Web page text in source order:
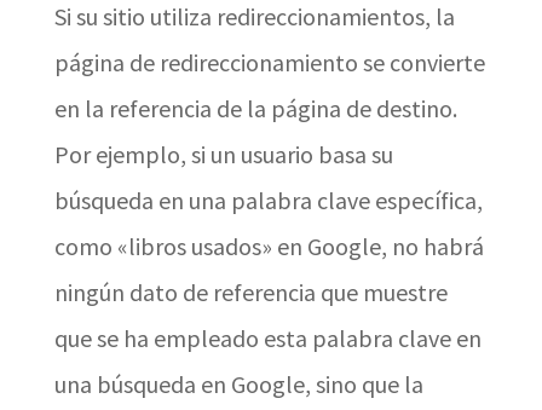
Si su sitio utiliza redireccionamientos, la
página de redireccionamiento se convierte
en la referencia de la página de destino.
Por ejemplo, si un usuario basa su
búsqueda en una palabra clave específica,
como «libros usados» en Google, no habrá
ningún dato de referencia que muestre
que se ha empleado esta palabra clave en
una búsqueda en Google, sino que la